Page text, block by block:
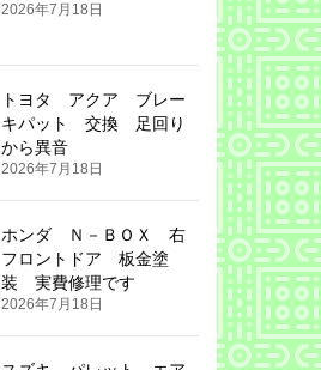
2026年7月18日
トヨタ アクア ブレー
キパット 交換 足回り
から異音
2026年7月18日
ホンダ Ｎ－ＢＯＸ 右
フロントドア 板金塗
装 実費修理です
2026年7月18日